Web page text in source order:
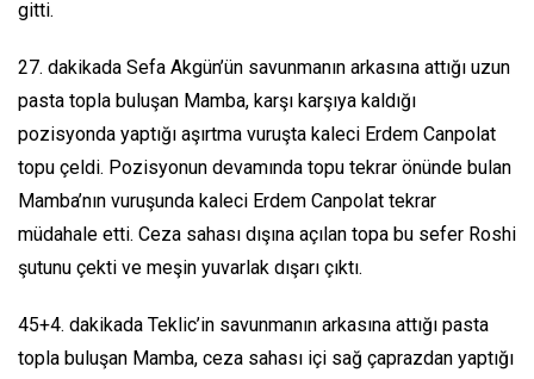
gitti.
27. dakikada Sefa Akgün’ün savunmanın arkasına attığı uzun
pasta topla buluşan Mamba, karşı karşıya kaldığı
pozisyonda yaptığı aşırtma vuruşta kaleci Erdem Canpolat
topu çeldi. Pozisyonun devamında topu tekrar önünde bulan
Mamba’nın vuruşunda kaleci Erdem Canpolat tekrar
müdahale etti. Ceza sahası dışına açılan topa bu sefer Roshi
şutunu çekti ve meşin yuvarlak dışarı çıktı.
45+4. dakikada Teklic’in savunmanın arkasına attığı pasta
topla buluşan Mamba, ceza sahası içi sağ çaprazdan yaptığı